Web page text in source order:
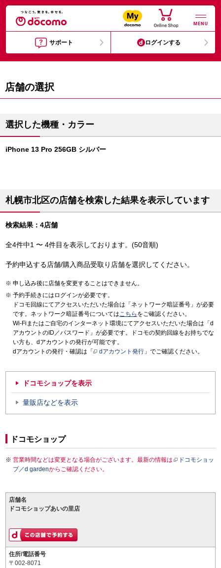
MENU
サポート ログインする
店舗の選択
選択した機種・カラー
iPhone 13 Pro 256GB シルバー
札幌市北区の店舗を検索した結果を表示しています
検索結果：4店舗
全4件中1 〜 4件目を表示しております。(50音順)
予約申込する店舗/購入商品受取り店舗を選択してください。
申し込み後に店舗を変更することはできません。
予約手続きにはログインが必要です。
ドコモ回線にてアクセスいただいた場合は「ネットワーク暗証番号」が必要
です。ネットワーク暗証番号についてはこちら をご確認ください。
Wi-Fiまたはご自宅のインターネット環境にてアクセスいただいた場合は「d
アカウントのID／パスワード」が必要です。ドコモの契約回線をお持ちでな
い方も、dアカウントの発行が可能です。
dアカウントの発行・確認は「
dアカウント発行 」でご確認ください。
ドコモショップを表示
量販店などを表示
ドコモショップ
営業時間などは変更となる場合がございます。最新の情報は
ドコモショッ
プ／d gardenからご確認ください。
店舗名
ドコモショップあいの里店
住所/電話番号
〒002-8071